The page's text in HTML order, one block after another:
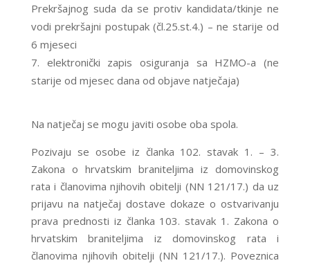
Prekršajnog suda da se protiv kandidata/tkinje ne
vodi prekršajni postupak (čl.25.st.4.) – ne starije od
6 mjeseci
elektronički zapis osiguranja sa HZMO-a (ne
starije od mjesec dana od objave natječaja)
Na natječaj se mogu javiti osobe oba spola.
Pozivaju se osobe iz članka 102. stavak 1. – 3.
Zakona o hrvatskim braniteljima iz domovinskog
rata i članovima njihovih obitelji (NN 121/17.) da uz
prijavu na natječaj dostave dokaze o ostvarivanju
prava prednosti iz članka 103. stavak 1. Zakona o
hrvatskim braniteljima iz domovinskog rata i
članovima njihovih obitelji (NN 121/17.). Poveznica